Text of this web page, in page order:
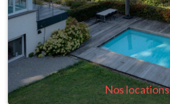
Nos locations